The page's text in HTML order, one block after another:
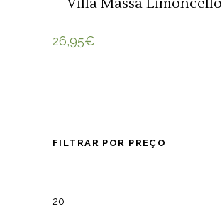
Villa Massa Limoncello
26,95€
FILTRAR POR PREÇO